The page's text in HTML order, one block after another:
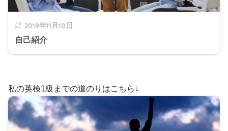
2019年11月10日
自己紹介
私の英検1級までの道のりはこちら↓